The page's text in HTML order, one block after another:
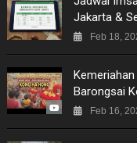
Jakarta &
Feb 18,
Barongsai
Feb 16,